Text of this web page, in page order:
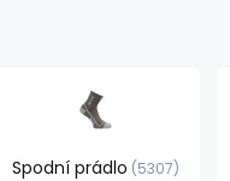
Spodní prádlo 5307